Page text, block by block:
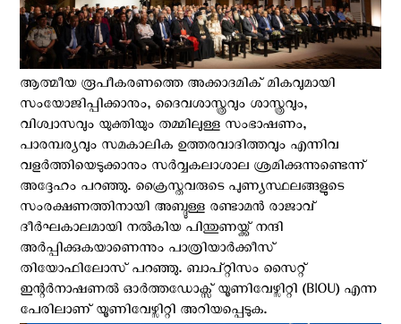
ആത്മീയ രൂപീകരണത്തെ അക്കാദമിക് മികവുമായി
സംയോജിപ്പിക്കാനും, ദൈവശാസ്ത്രവും ശാസ്ത്രവും,
വിശ്വാസവും യുക്തിയും തമ്മിലുള്ള സംഭാഷണം,
പാരമ്പര്യവും സമകാലിക ഉത്തരവാദിത്തവും എന്നിവ
വളർത്തിയെടുക്കാനും സർവ്വകലാശാല ശ്രമിക്കുന്നുണ്ടെന്ന്
അദ്ദേഹം പറഞ്ഞു. ക്രൈസ്തവരുടെ പുണ്യസ്ഥലങ്ങളുടെ
സംരക്ഷണത്തിനായി അബ്ദുള്ള രണ്ടാമൻ രാജാവ്
ദീർഘകാലമായി നൽകിയ പിന്തുണയ്ക്ക് നന്ദി
അര്‍പ്പിക്കുകയാണെന്നും പാത്രിയാർക്കീസ് ​​
തിയോഫിലോസ് പറഞ്ഞു. ബാപ്റ്റിസം സൈറ്റ്
ഇന്റർനാഷണൽ ഓർത്തഡോക്സ് യൂണിവേഴ്സിറ്റി (BIOU) എന്ന
പേരിലാണ് യൂണിവേഴ്സിറ്റി അറിയപ്പെടുക.